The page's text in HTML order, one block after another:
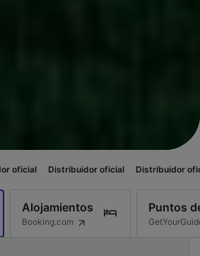
oficial Distribuidor oficial
Alojamientos
Booking.com
Puntos